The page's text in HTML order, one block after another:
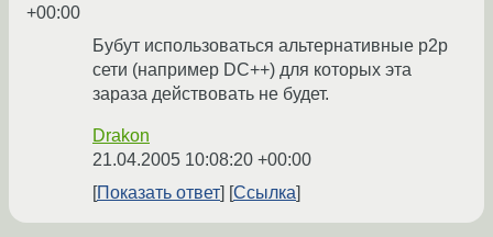
+00:00
Бубут использоваться альтернативные p2p
сети (например DC++) для которых эта
зараза действовать не будет.
Drakon
21.04.2005 10:08:20 +00:00
Показать ответ
Ссылка